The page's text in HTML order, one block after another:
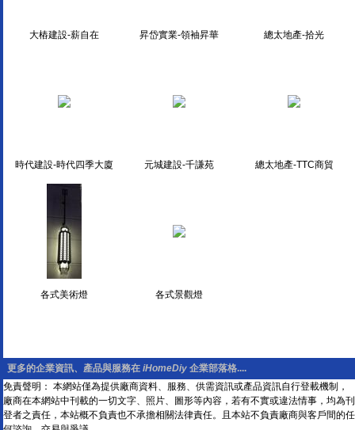
大樁建設-薪自在 昇岱實業-領袖昇華 總太地產-拾光
時代建設-時代四季大廈 元城建設-千謙苑 總太地產-TTC商貿
各式美術燈 各式景觀燈
更多的企業資訊、產品與服務在 iHomeDiy 企業部落格....
免責聲明： 本網站僅為提供廠商資料、服務、供需資訊或產品資訊自行登載機制，
廠商在本網站中刊載的一切文字、照片、圖形等內容，若有不實或違法情事，均為刊
登者之責任，本站概不負責也不承擔相關法律責任。且本站不負責廠商與客戶間的任